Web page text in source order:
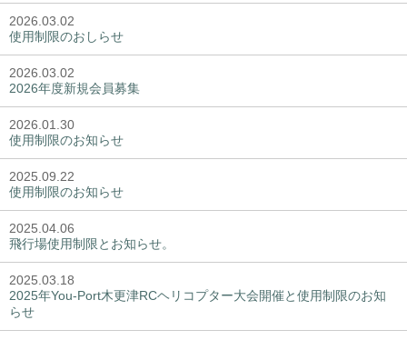
2026.03.02
使用制限のおしらせ
2026.03.02
2026年度新規会員募集
2026.01.30
使用制限のお知らせ
2025.09.22
使用制限のお知らせ
2025.04.06
飛行場使用制限とお知らせ。
2025.03.18
2025年You-Port木更津RCヘリコプター大会開催と使用制限のお知
らせ